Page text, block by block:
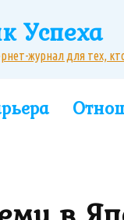
Успеха
журнал для тех,